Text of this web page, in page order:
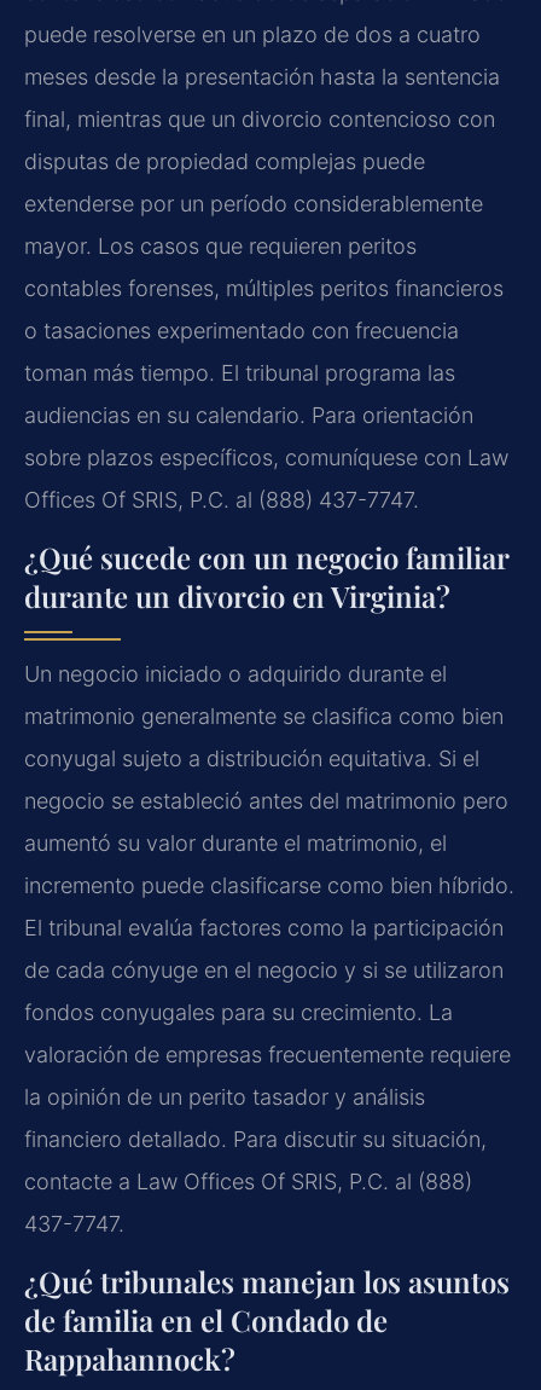
puede resolverse en un plazo de dos a cuatro
meses desde la presentación hasta la sentencia
final, mientras que un divorcio contencioso con
disputas de propiedad complejas puede
extenderse por un período considerablemente
mayor. Los casos que requieren peritos
contables forenses, múltiples peritos financieros
o tasaciones experimentado con frecuencia
toman más tiempo. El tribunal programa las
audiencias en su calendario. Para orientación
sobre plazos específicos, comuníquese con Law
Offices Of SRIS, P.C. al (888) 437-7747.
¿Qué sucede con un negocio familiar
durante un divorcio en Virginia?
Un negocio iniciado o adquirido durante el
matrimonio generalmente se clasifica como bien
conyugal sujeto a distribución equitativa. Si el
negocio se estableció antes del matrimonio pero
aumentó su valor durante el matrimonio, el
incremento puede clasificarse como bien híbrido.
El tribunal evalúa factores como la participación
de cada cónyuge en el negocio y si se utilizaron
fondos conyugales para su crecimiento. La
valoración de empresas frecuentemente requiere
la opinión de un perito tasador y análisis
financiero detallado. Para discutir su situación,
contacte a Law Offices Of SRIS, P.C. al (888)
437-7747.
¿Qué tribunales manejan los asuntos
de familia en el Condado de
Rappahannock?